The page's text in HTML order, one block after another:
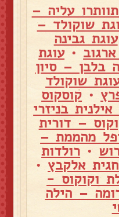
עליה –
שוקולד –
עוגת גבינה
•עוגת
בלבן – סיון
שוקולד
• קוסקוס
בניזרי
– דורית
מהממת –
• רולדות
אלקבץ •
וקוקוס -
– הילה